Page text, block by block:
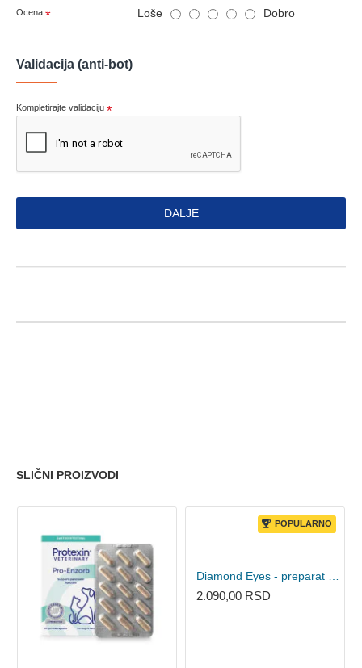
Ocena Loše Dobro
Validacija (anti-bot)
Kompletirajte validaciju
DALJE
SLIČNI PROIZVODI
POPULARNO
Diamond Eyes - preparat protiv suznih mrlja 30 komada
2.090,00 RSD